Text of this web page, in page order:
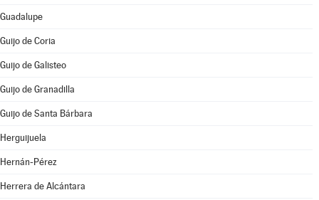
Guadalupe
Guijo de Coria
Guijo de Galisteo
Guijo de Granadilla
Guijo de Santa Bárbara
Herguijuela
Hernán-Pérez
Herrera de Alcántara